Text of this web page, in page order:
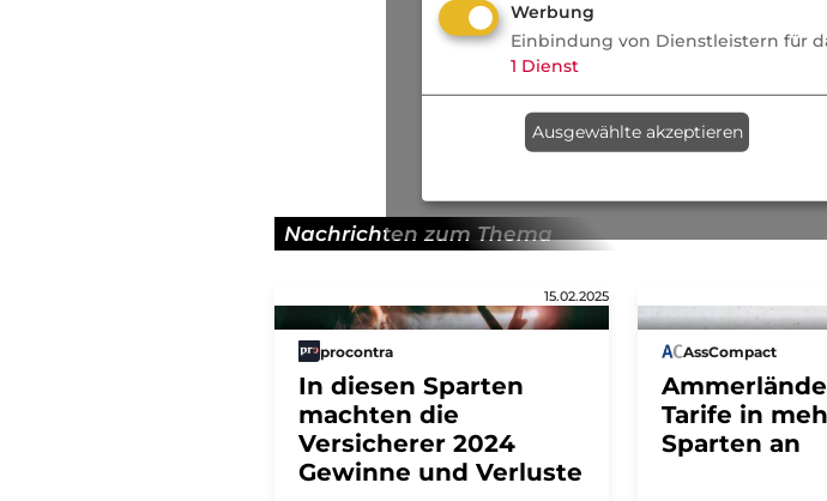
Nachrichten zum Thema
15.02.2025
procontra
In diesen Sparten
machten die
Versicherer 2024
Gewinne und Verluste
AssCompact
Tarife in
Sparten an
Werbung
Einbindung von Dienstleistern für
1 Dienst
Ausgewählte akzeptieren